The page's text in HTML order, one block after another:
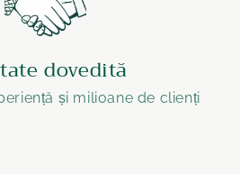
dovedită
și milioane de clienți